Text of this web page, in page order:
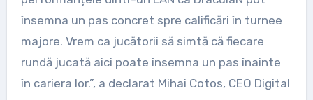
însemna un pas concret spre calificări în turnee
majore. Vrem ca jucătorii să simtă că fiecare
rundă jucată aici poate însemna un pas înainte
în cariera lor.”, a declarat Mihai Cotos, CEO Digital